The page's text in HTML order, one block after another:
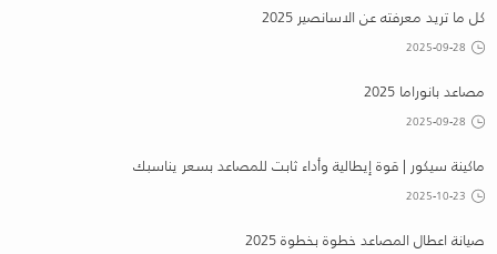
كل ما تريد معرفته عن الاسانصير 2025
2025-09-28
مصاعد بانوراما 2025
2025-09-28
ماكينة سيكور | قوة إيطالية وأداء ثابت للمصاعد بسعر يناسبك
2025-10-23
صيانة اعطال المصاعد خطوة بخطوة 2025